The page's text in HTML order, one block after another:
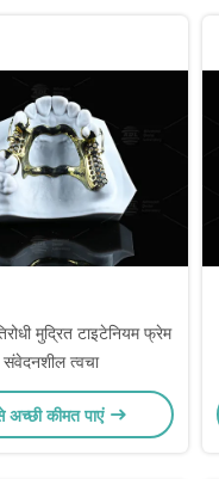
मुद्रित टाइटेनियम फ्रेम
संवेदनशील त्वचा
अच्छी कीमत पाएं